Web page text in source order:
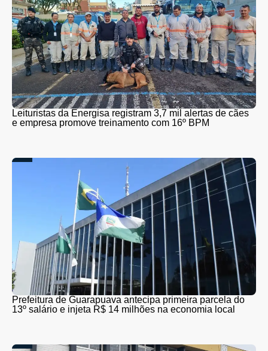
Leituristas da Energisa registram 3,7 mil alertas de cães
e empresa promove treinamento com 16º BPM
Prefeitura de Guarapuava antecipa primeira parcela do
13º salário e injeta R$ 14 milhões na economia local